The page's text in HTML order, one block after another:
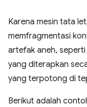
Karena mesin tata
memfragmentasi
artefak aneh,
yang diterapkan
yang terpotong di
Berikut adalah